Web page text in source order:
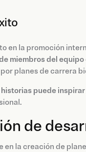
en la promoción
miembros del equipo
planes de carrera
puede
de
en la creación de